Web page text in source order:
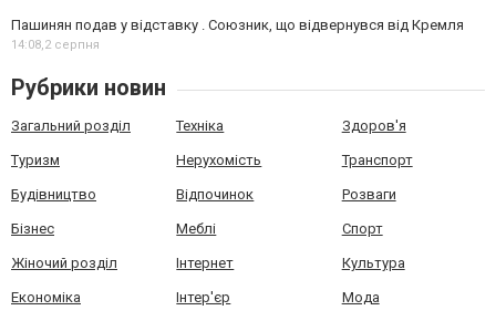
Пашинян подав у відставку . Союзник, що відвернувся від Кремля
14:08,2 серпня
Рубрики новин
Загальний розділ Техніка Здоров'я
Туризм Нерухомість Транспорт
Будівництво Відпочинок Розваги
Бізнес Меблі Спорт
Жіночий розділ Інтернет Культура
Економіка Інтер'єр Мода